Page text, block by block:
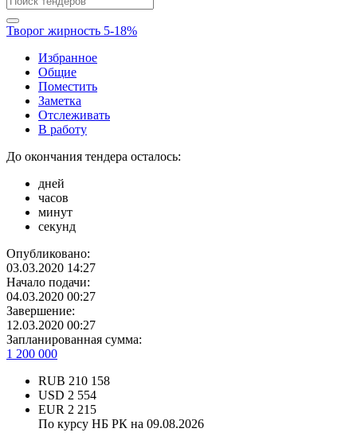
Творог жирность 5-18%
Избранное
Общие
Поместить
Заметка
Отслеживать
В работу
До окончания тендера осталось:
дней
часов
минут
секунд
Опубликовано:
03.03.2020 14:27
Начало подачи:
04.03.2020 00:27
Завершение:
12.03.2020 00:27
Запланированная сумма:
1 200 000
RUB 210 158
USD 2 554
EUR 2 215
По курсу НБ РК на 09.08.2026